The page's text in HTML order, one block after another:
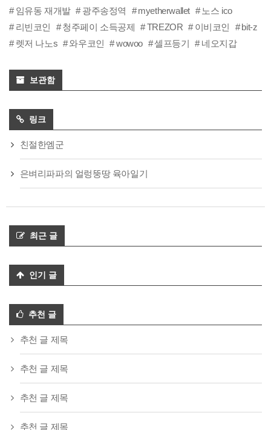
임유동 재개발
광주송정역 myetherwallet
노스 ico
리빈코인
청주페이 소득공제 TREZOR 이비코인
bit-z
렛저 나노s
와우코인 wowoo 셀프등기 네오지갑
보관함
링크
친절한엠군
은벼리파파의 얼렁뚱땅 육아일기
최근 글
인기 글
추천 글
추천 글 제목
추천 글 제목
추천 글 제목
추천 글 제목